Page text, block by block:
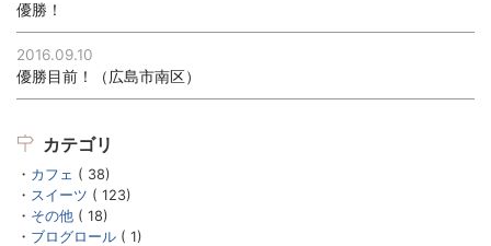
優勝！
2016.09.10
優勝目前！（広島市南区）
カテゴリ
カフェ ( 38)
スイーツ ( 123)
その他 ( 18)
ブログロール ( 1)